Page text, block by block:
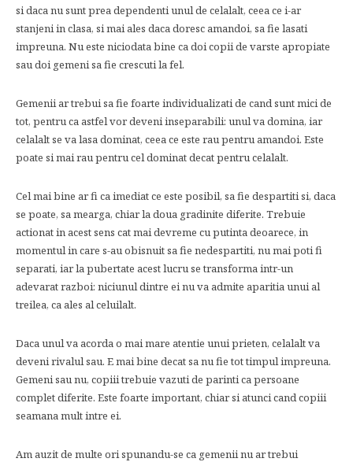
si daca nu sunt prea dependenti unul de celalalt, ceea ce i-ar
stanjeni in clasa, si mai ales daca doresc amandoi, sa fie lasati
impreuna. Nu este niciodata bine ca doi copii de varste apropiate
sau doi gemeni sa fie crescuti la fel.
Gemenii ar trebui sa fie foarte individualizati de cand sunt mici de
tot, pentru ca astfel vor deveni inseparabili: unul va domina, iar
celalalt se va lasa dominat, ceea ce este rau pentru amandoi. Este
poate si mai rau pentru cel dominat decat pentru celalalt.
Cel mai bine ar fi ca imediat ce este posibil, sa fie despartiti si, daca
se poate, sa mearga, chiar la doua gradinite diferite. Trebuie
actionat in acest sens cat mai devreme cu putinta deoarece, in
momentul in care s-au obisnuit sa fie nedespartiti, nu mai poti fi
separati, iar la pubertate acest lucru se transforma intr-un
adevarat razboi: niciunul dintre ei nu va admite aparitia unui al
treilea, ca ales al celuilalt.
Daca unul va acorda o mai mare atentie unui prieten, celalalt va
deveni rivalul sau. E mai bine decat sa nu fie tot timpul impreuna.
Gemeni sau nu, copiii trebuie vazuti de parinti ca persoane
complet diferite. Este foarte important, chiar si atunci cand copiii
seamana mult intre ei.
Am auzit de multe ori spunandu-se ca gemenii nu ar trebui